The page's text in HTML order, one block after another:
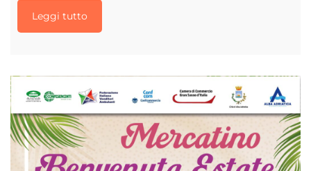
Leggi tutto